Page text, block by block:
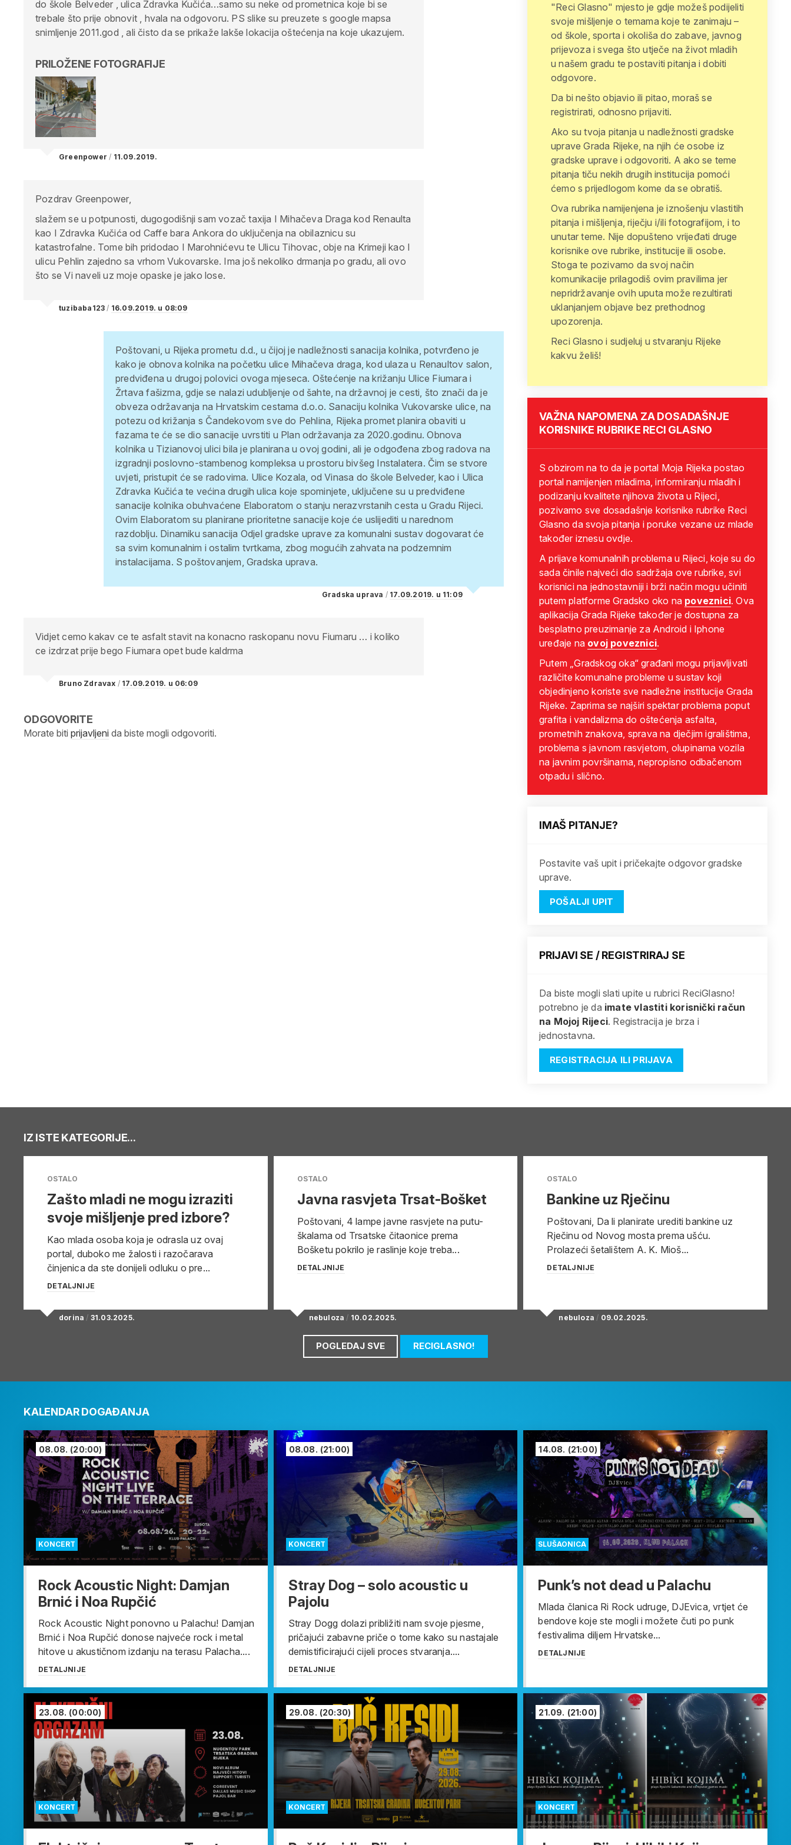
do škole Belveder , ulica Zdravka Kučića…samo su neke od prometnica koje bi se
trebale što prije obnovit , hvala na odgovoru. PS slike su preuzete s google mapsa
snimljenje 2011.god , ali čisto da se prikaže lakše lokacija oštećenja na koje ukazujem.
PRILOŽENE FOTOGRAFIJE
Greenpower / 11.09.2019.
Pozdrav Greenpower,
slažem se u potpunosti, dugogodišnji sam vozač taxija I Mihačeva Draga kod Renaulta
kao I Zdravka Kučića od Caffe bara Ankora do uključenja na obilaznicu su
katastrofalne. Tome bih pridodao I Marohnićevu te Ulicu Tihovac, obje na Krimeji kao I
ulicu Pehlin zajedno sa vrhom Vukovarske. Ima još nekoliko drmanja po gradu, ali ovo
što se Vi naveli uz moje opaske je jako lose.
tuzibaba123 / 16.09.2019. u 08:09
Poštovani, u Rijeka prometu d.d., u čijoj je nadležnosti sanacija kolnika, potvrđeno je
kako je obnova kolnika na početku ulice Mihačeva draga, kod ulaza u Renaultov salon,
predviđena u drugoj polovici ovoga mjeseca. Oštećenje na križanju Ulice Fiumara i
Žrtava fašizma, gdje se nalazi udubljenje od šahte, na državnoj je cesti, što znači da je
obveza održavanja na Hrvatskim cestama d.o.o. Sanaciju kolnika Vukovarske ulice, na
potezu od križanja s Čandekovom sve do Pehlina, Rijeka promet planira obaviti u
fazama te će se dio sanacije uvrstiti u Plan održavanja za 2020.godinu. Obnova
kolnika u Tizianovoj ulici bila je planirana u ovoj godini, ali je odgođena zbog radova na
izgradnji poslovno-stambenog kompleksa u prostoru bivšeg Instalatera. Čim se stvore
uvjeti, pristupit će se radovima. Ulice Kozala, od Vinasa do škole Belveder, kao i Ulica
Zdravka Kučića te većina drugih ulica koje spominjete, uključene su u predviđene
sanacije kolnika obuhvaćene Elaboratom o stanju nerazvrstanih cesta u Gradu Rijeci.
Ovim Elaboratom su planirane prioritetne sanacije koje će uslijediti u narednom
razdoblju. Dinamiku sanacija Odjel gradske uprave za komunalni sustav dogovarat će
sa svim komunalnim i ostalim tvrtkama, zbog mogućih zahvata na podzemnim
instalacijama. S poštovanjem, Gradska uprava.
Gradska uprava / 17.09.2019. u 11:09
Vidjet cemo kakav ce te asfalt stavit na konacno raskopanu novu Fiumaru … i koliko
ce izdrzat prije bego Fiumara opet bude kaldrma
Bruno Zdravax / 17.09.2019. u 06:09
ODGOVORITE
Morate biti prijavljeni da biste mogli odgovoriti.
"Reci Glasno" mjesto je gdje možeš podijeliti
svoje mišljenje o temama koje te zanimaju –
od škole, sporta i okoliša do zabave, javnog
prijevoza i svega što utječe na život mladih
u našem gradu te postaviti pitanja i dobiti
odgovore.
Da bi nešto objavio ili pitao, moraš se
registrirati, odnosno prijaviti.
Ako su tvoja pitanja u nadležnosti gradske
uprave Grada Rijeke, na njih će osobe iz
gradske uprave i odgovoriti. A ako se teme
pitanja tiču nekih drugih institucija pomoći
ćemo s prijedlogom kome da se obratiš.
Ova rubrika namijenjena je iznošenju vlastitih
pitanja i mišljenja, riječju i/ili fotografijom, i to
unutar teme. Nije dopušteno vrijeđati druge
korisnike ove rubrike, institucije ili osobe.
Stoga te pozivamo da svoj način
komunikacije prilagodiš ovim pravilima jer
nepridržavanje ovih uputa može rezultirati
uklanjanjem objave bez prethodnog
upozorenja.
Reci Glasno i sudjeluj u stvaranju Rijeke
kakvu želiš!
VAŽNA NAPOMENA ZA DOSADAŠNJE
KORISNIKE RUBRIKE RECI GLASNO
S obzirom na to da je portal Moja Rijeka postao
portal namijenjen mladima, informiranju mladih i
podizanju kvalitete njihova života u Rijeci,
pozivamo sve dosadašnje korisnike rubrike Reci
Glasno da svoja pitanja i poruke vezane uz mlade
također iznesu ovdje.
A prijave komunalnih problema u Rijeci, koje su do
sada činile najveći dio sadržaja ove rubrike, svi
korisnici na jednostavniji i brži način mogu učiniti
putem platforme Gradsko oko na poveznici. Ova
aplikacija Grada Rijeke također je dostupna za
besplatno preuzimanje za Android i Iphone
uređaje na ovoj poveznici.
Putem „Gradskog oka“ građani mogu prijavljivati
različite komunalne probleme u sustav koji
objedinjeno koriste sve nadležne institucije Grada
Rijeke. Zaprima se najširi spektar problema poput
grafita i vandalizma do oštećenja asfalta,
prometnih znakova, sprava na dječjim igralištima,
problema s javnom rasvjetom, olupinama vozila
na javnim površinama, nepropisno odbačenom
otpadu i slično.
IMAŠ PITANJE?
Postavite vaš upit i pričekajte odgovor gradske
uprave.
POŠALJI UPIT
PRIJAVI SE / REGISTRIRAJ SE
Da biste mogli slati upite u rubrici ReciGlasno!
potrebno je da imate vlastiti korisnički račun
na Mojoj Rijeci. Registracija je brza i
jednostavna.
REGISTRACIJA ILI PRIJAVA
IZ ISTE KATEGORIJE...
OSTALO
Zašto mladi ne mogu izraziti
svoje mišljenje pred izbore?
Kao mlada osoba koja je odrasla uz ovaj
portal, duboko me žalosti i razočarava
činjenica da ste donijeli odluku o pre...
DETALJNIJE
dorina / 31.03.2025.
OSTALO
Javna rasvjeta Trsat-Bošket
Poštovani, 4 lampe javne rasvjete na putu-
škalama od Trsatske čitaonice prema
Bošketu pokrilo je raslinje koje treba...
DETALJNIJE
nebuloza / 10.02.2025.
OSTALO
Bankine uz Rječinu
Poštovani, Da li planirate urediti bankine uz
Rječinu od Novog mosta prema ušću.
Prolazeći šetalištem A. K. Mioš...
DETALJNIJE
nebuloza / 09.02.2025.
POGLEDAJ SVE RECIGLASNO!
KALENDAR DOGAĐANJA
KONCERT
08.08. (20:00)
Rock Acoustic Night: Damjan
Brnić i Noa Rupčić
Rock Acoustic Night ponovno u Palachu! Damjan
Brnić i Noa Rupčić donose najveće rock i metal
hitove u akustičnom izdanju na terasu Palacha....
DETALJNIJE
KONCERT
08.08. (21:00)
Stray Dog – solo acoustic u
Pajolu
Stray Dogg dolazi približiti nam svoje pjesme,
pričajući zabavne priče o tome kako su nastajale
demistificirajući cijeli proces stvaranja....
DETALJNIJE
SLUŠAONICA
14.08. (21:00)
Punk’s not dead u Palachu
Mlada članica Ri Rock udruge, DJEvica, vrtjet će
bendove koje ste mogli i možete čuti po punk
festivalima diljem Hrvatske...
DETALJNIJE
KONCERT
23.08. (00:00)
KONCERT
29.08. (20:30)
KONCERT
21.09. (21:00)